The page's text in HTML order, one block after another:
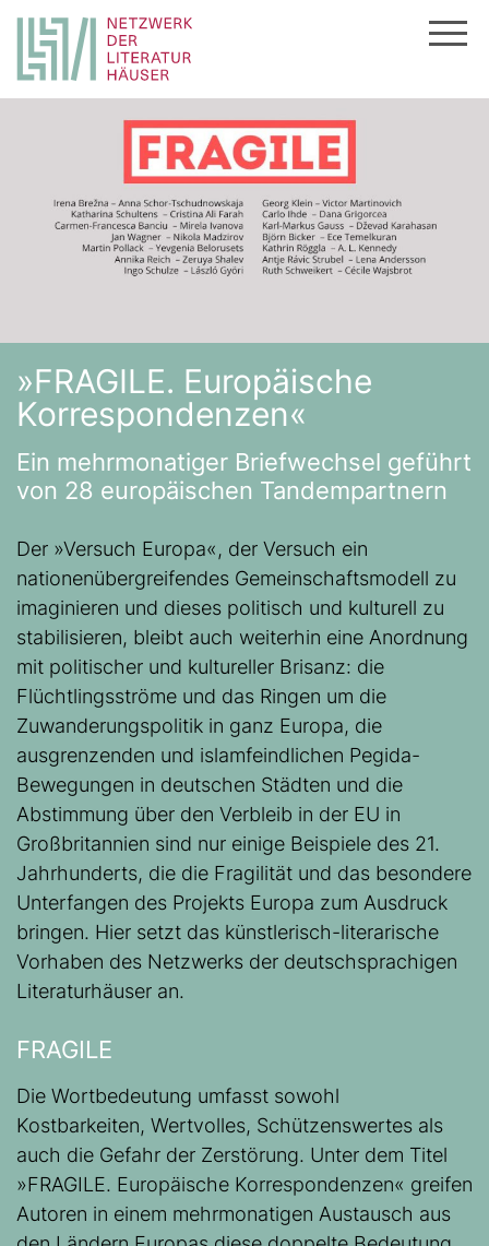
»FRAGILE. Europäische
Korrespondenzen«
Ein mehrmonatiger Briefwechsel geführt
von 28 europäischen Tandempartnern
Der »Versuch Europa«, der Versuch ein
nationenübergreifendes Gemeinschaftsmodell zu
imaginieren und dieses politisch und kulturell zu
stabilisieren, bleibt auch weiterhin eine Anordnung
mit politischer und kultureller Brisanz: die
Flüchtlingsströme und das Ringen um die
Zuwanderungspolitik in ganz Europa, die
ausgrenzenden und islamfeindlichen Pegida-
Bewegungen in deutschen Städten und die
Abstimmung über den Verbleib in der EU in
Großbritannien sind nur einige Beispiele des 21.
Jahrhunderts, die die Fragilität und das besondere
Unterfangen des Projekts Europa zum Ausdruck
bringen. Hier setzt das künstlerisch-literarische
Vorhaben des Netzwerks der deutschsprachigen
Literaturhäuser an.
FRAGILE
Die Wortbedeutung umfasst sowohl
Kostbarkeiten, Wertvolles, Schützenswertes als
auch die Gefahr der Zerstörung. Unter dem Titel
»FRAGILE. Europäische Korrespondenzen« greifen
Autoren in einem mehrmonatigen Austausch aus